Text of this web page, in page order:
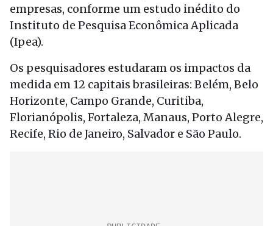
empresas, conforme um estudo inédito do
Instituto de Pesquisa Econômica Aplicada
(Ipea).
Os pesquisadores estudaram os impactos da
medida em 12 capitais brasileiras: Belém, Belo
Horizonte, Campo Grande, Curitiba,
Florianópolis, Fortaleza, Manaus, Porto Alegre,
Recife, Rio de Janeiro, Salvador e São Paulo.